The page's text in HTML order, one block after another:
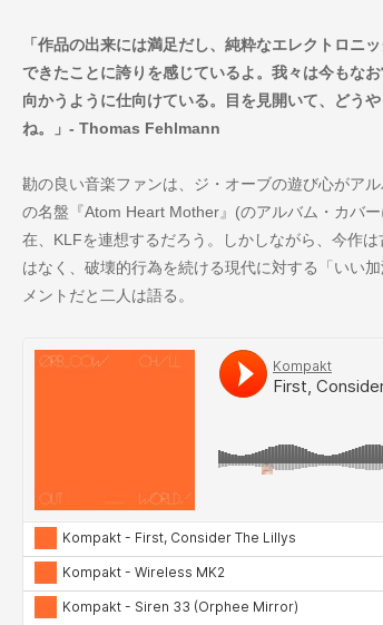
「作品の出来には満足だし、純粋なエレクトロニ
できたことに誇りを感じているよ。我々は今もな
向かうように仕向けている。目を見開いて、どう
ね。」- Thomas Fehlmann
勘の良い音楽ファンは、ジ・オーブの遊び心がア
の名盤『Atom Heart Mother』(のアルバム・カバ
在、KLFを連想するだろう。しかしながら、今作
はなく、破壊的行為を続ける現代に対する「いい
メントだと二人は語る。